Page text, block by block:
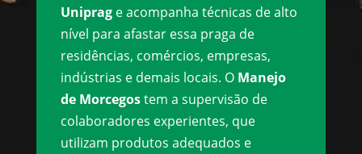
Uniprage acompanha técnicas de alto
nível para afastar essa praga de
residências, comércios, empresas,
indústrias e demais locais. O Manejo
de Morcegostem a supervisão de
colaboradores experientes, que
utilizam produtos adequados e